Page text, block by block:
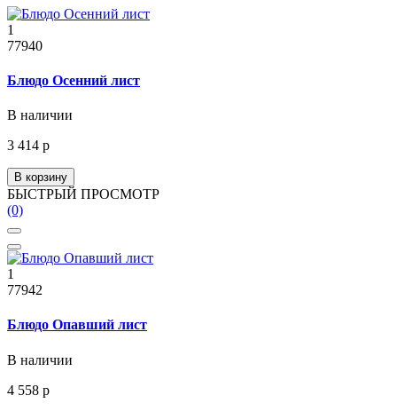
1
77940
Блюдо Осенний лист
В наличии
3 414 р
В корзину
БЫСТРЫЙ ПРОСМОТР
(0)
1
77942
Блюдо Опавший лист
В наличии
4 558 р